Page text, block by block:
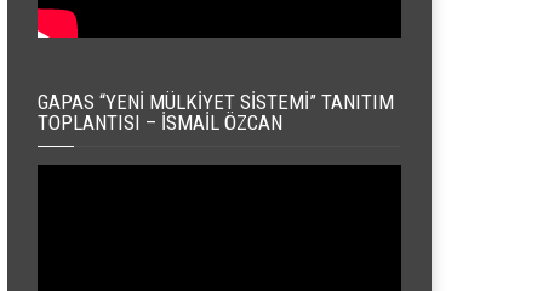
GAPAS “YENI MÜLKIYET SISTEMI” TANITIM
TOPLANTISI – İSMAIL ÖZCAN